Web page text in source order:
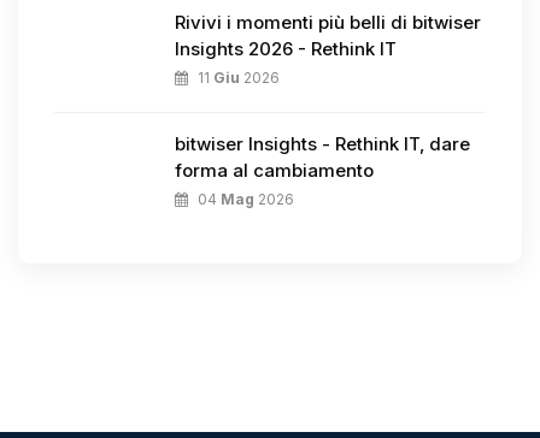
Rivivi i momenti più belli di bitwiser
Insights 2026 - Rethink IT
11 Giu 2026
bitwiser Insights - Rethink IT, dare
forma al cambiamento
04 Mag 2026